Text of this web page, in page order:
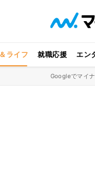
ライフ 就職応援 エン
Googleでマイ